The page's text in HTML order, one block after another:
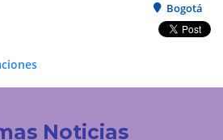
Bogotá
Noticias